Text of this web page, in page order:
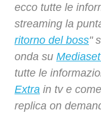
ecco tutte le
streaming la
ritorno del boss"
onda su
tutte le
Extra in tv e
replica on